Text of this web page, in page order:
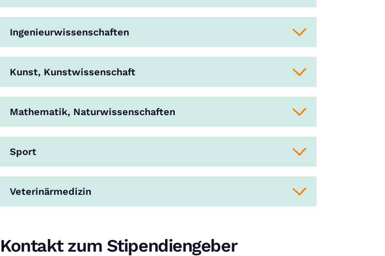
Ingenieurwissenschaften
Kunst, Kunstwissenschaft
Mathematik, Naturwissenschaften
Sport
Veterinärmedizin
Kontakt zum Stipendiengeber